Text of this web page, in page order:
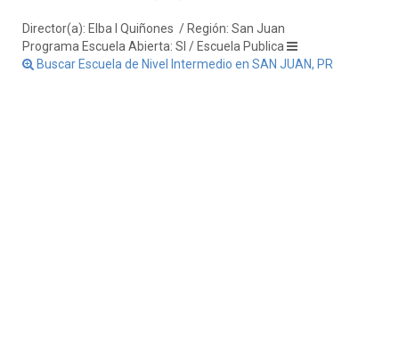
Director(a): Elba I Quiñones / Región: San Juan
Programa Escuela Abierta: SI / Escuela Publica
Buscar Escuela de Nivel Intermedio en SAN JUAN, PR